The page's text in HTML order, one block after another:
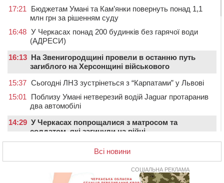
17:21
Бюджетам Умані та Кам’янки повернуть понад 1,1
млн грн за рішенням суду
16:48 У Черкасах понад 200 будинків без гарячої води
(АДРЕСИ)
16:13 На Звенигородщині провели в останню путь
загиблого на Херсонщині військового
15:37 Сьогодні ЛНЗ зустрінеться з “Карпатами” у Львові
15:01
Поблизу Умані нетверезий водій Jaguar протаранив
два автомобілі
14:29 У Черкасах попрощалися з матросом та
солдатом, які загинули на війні
У Жашкові чоловік погрожував людям гранатою і
зберігав вдома схрон боєприпасів
У Черкасах екологи виявили скид забрудненої рідини
в Дніпро
Всі новини
СОЦІАЛЬНА РЕКЛАМА